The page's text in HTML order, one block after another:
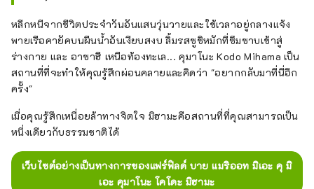
หลีกหนีจากชีวิตประจำวันอันแสนวุ่นวายและใช้เวลาอยู่กลางแจ้ง
พายเรือคายัคบนผืนน้ำอันเงียบสงบ ลิ้มรสซูชิหมักที่ซึมซาบเข้าสู่
ร่างกาย และ อาซาฮี เหนือท้องทะเล... คุมาโนะ Kodo Mihama เป็น
สถานที่ที่จะทำให้คุณรู้สึกผ่อนคลายและคิดว่า "อยากกลับมาที่นี่อีก
ครั้ง"
เมื่อคุณรู้สึกเหนื่อยล้าทางจิตใจ มิฮามะคือสถานที่ที่คุณสามารถเป็น
หนึ่งเดียวกับธรรมชาติได้
เว็บไซต์อย่างเป็นทางการของแฟร์ฟิลด์ บาย แมริออท มิเอะ คุ มิ
เอะ คุมาโนะ โคโดะ มิฮามะ